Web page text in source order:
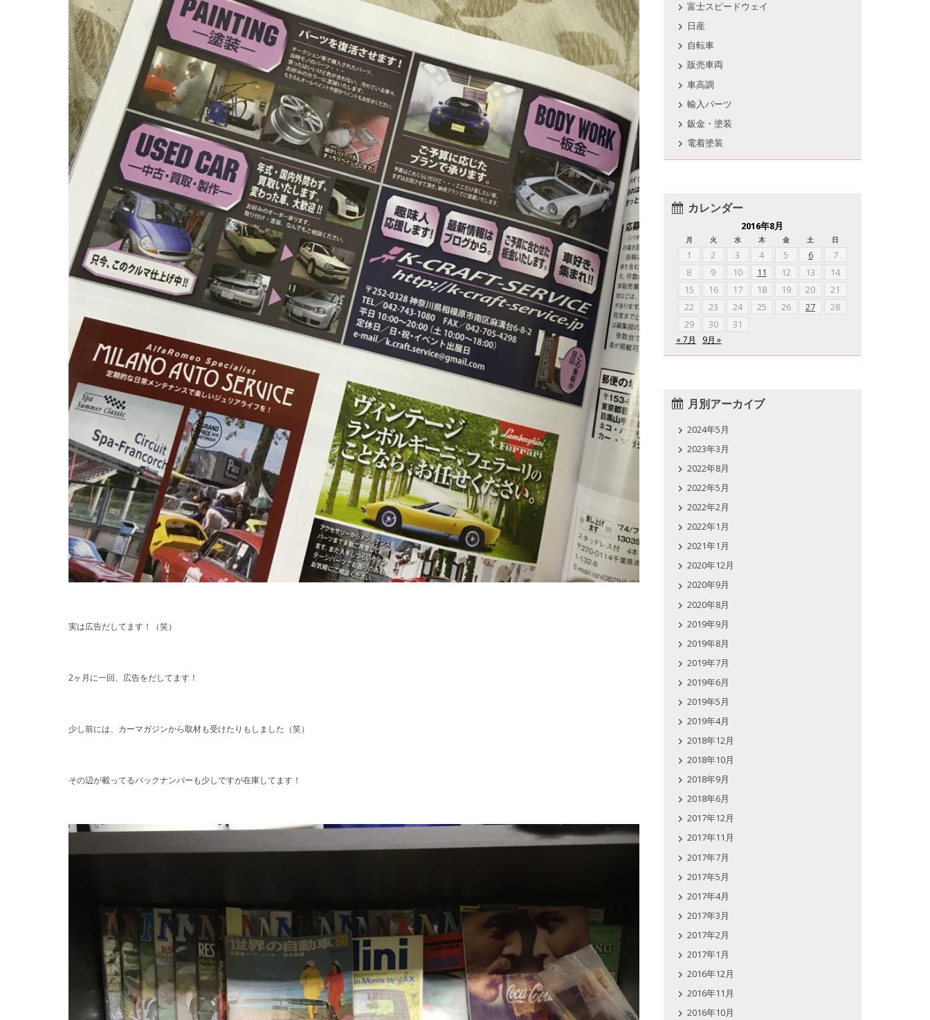
実は広告だしてます！（笑）
2ヶ月に一回、広告をだしてます！
少し前には、カーマガジンから取材も受けたりもしました（笑）
その辺が載ってるバックナンバーも少しですが在庫してます！
富士スピードウェイ
日産
自転車
販売車両
車高調
輸入パーツ
鈑金・塗装
電着塗装
カレンダー
2016年8月
月 火 水 木 金 土 日
1 2 3 4 5 6
7
8
9 10 11 12 13
14
15
16 17 18 19 20
21
22
23 24 25 26 27
28
29
30 31
« 7月 9月 »
月別アーカイブ
2024年5月
2023年3月
2022年8月
2022年5月
2022年2月
2022年1月
2021年1月
2020年12月
2020年9月
2020年8月
2019年9月
2019年8月
2019年7月
2019年6月
2019年5月
2019年4月
2018年12月
2018年10月
2018年9月
2018年6月
2017年12月
2017年11月
2017年7月
2017年5月
2017年4月
2017年3月
2017年2月
2017年1月
2016年12月
2016年11月
2016年10月